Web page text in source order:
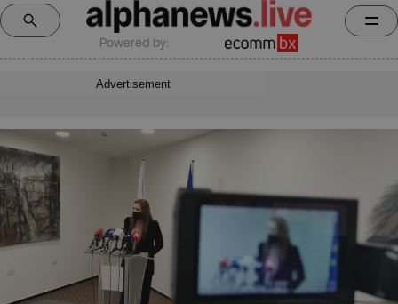
Powered by:
Advertisement